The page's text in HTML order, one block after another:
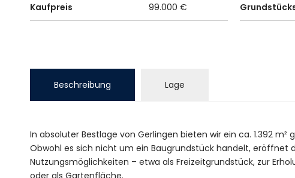
Kaufpreis 99.000 €
Beschreibung Lage
In absoluter Bestlage von Gerlingen bieten wir ein ca. 1.392 m²
Obwohl es sich nicht um ein Baugrundstück handelt, eröffnet
Nutzungsmöglichkeiten – etwa als Freizeitgrundstück, zur
oder als Gartenfläche.